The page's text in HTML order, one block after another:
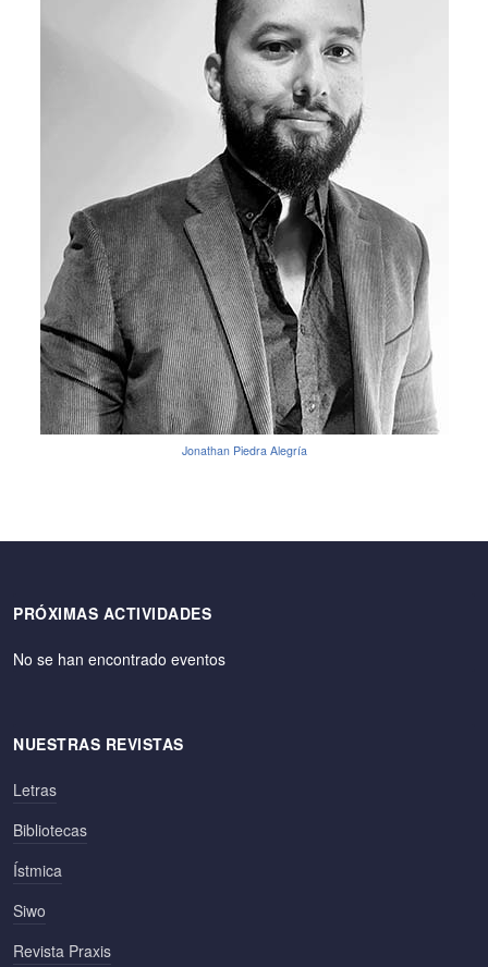
Jonathan Piedra Alegría
PRÓXIMAS ACTIVIDADES
No se han encontrado eventos
NUESTRAS REVISTAS
Letras
Bibliotecas
Ístmica
Siwo
Revista Praxis